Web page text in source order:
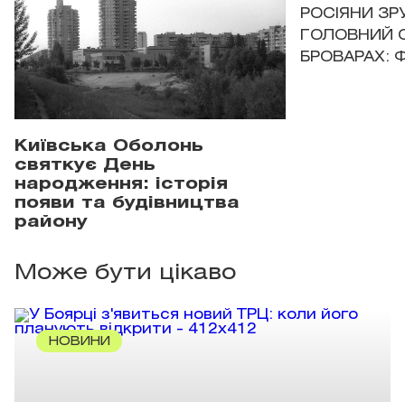
Київська Оболонь
святкує День
народження: історія
появи та будівництва
району
РОСІЯНИ
ГОЛОВНИЙ
БРОВАРАХ:
Може бути цікаво
НОВИНИ